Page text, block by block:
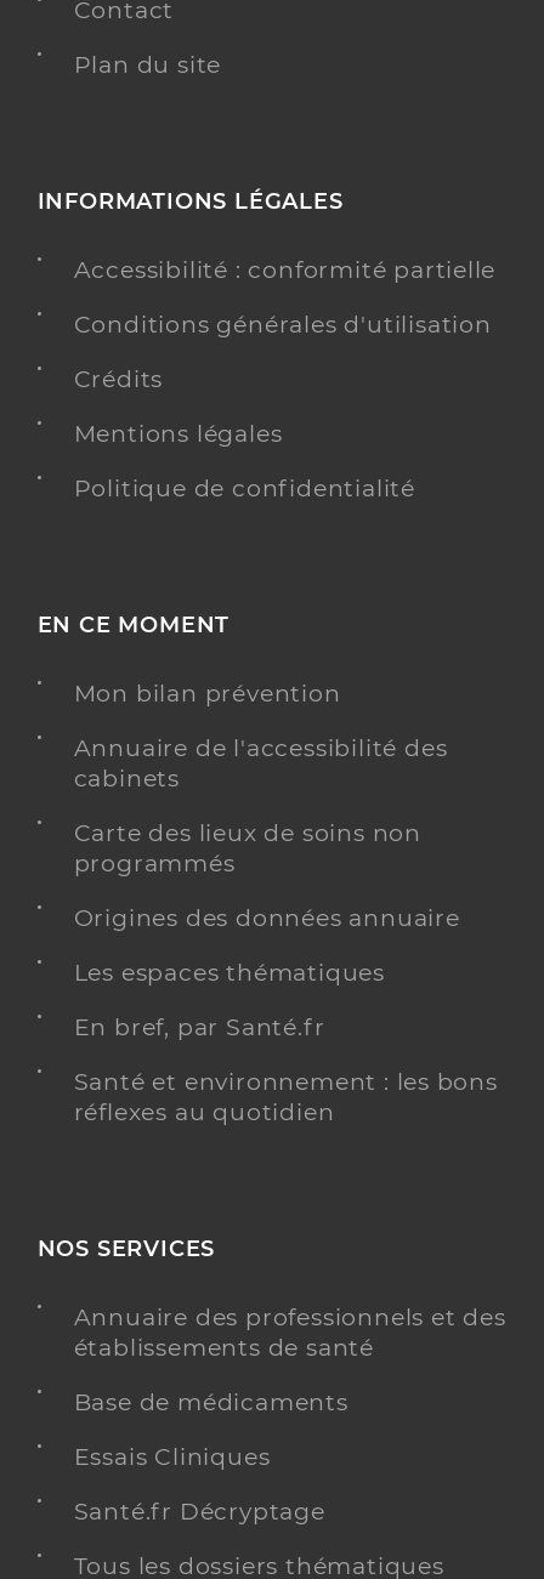
Contact
Plan du site
INFORMATIONS LÉGALES
Accessibilité : conformité partielle
Conditions générales d'utilisation
Crédits
Mentions légales
Politique de confidentialité
EN CE MOMENT
Mon bilan prévention
Annuaire de l'accessibilité des
cabinets
Carte des lieux de soins non
programmés
Origines des données annuaire
Les espaces thématiques
En bref, par Santé.fr
Santé et environnement : les bons
réflexes au quotidien
NOS SERVICES
Annuaire des professionnels et des
établissements de santé
Base de médicaments
Essais Cliniques
Santé.fr Décryptage
Tous les dossiers thématiques